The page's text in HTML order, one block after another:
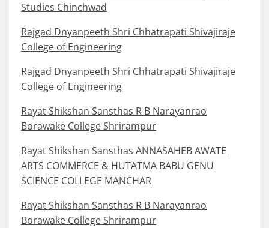
Studies Chinchwad
Rajgad Dnyanpeeth Shri Chhatrapati Shivajiraje
College of Engineering
Rajgad Dnyanpeeth Shri Chhatrapati Shivajiraje
College of Engineering
Rayat Shikshan Sansthas R B Narayanrao
Borawake College Shrirampur
Rayat Shikshan Sansthas ANNASAHEB AWATE
ARTS COMMERCE & HUTATMA BABU GENU
SCIENCE COLLEGE MANCHAR
Rayat Shikshan Sansthas R B Narayanrao
Borawake College Shrirampur